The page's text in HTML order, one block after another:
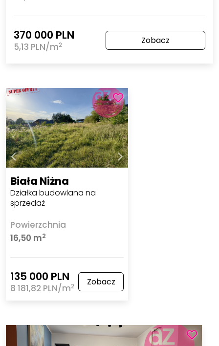
370 000 PLN
5,13 PLN/m2 Zobacz
Biała Niżna
Działka budowlana na
sprzedaż
Powierzchnia
16,50 m2
135 000 PLN
8 181,82 PLN/m2 Zobacz